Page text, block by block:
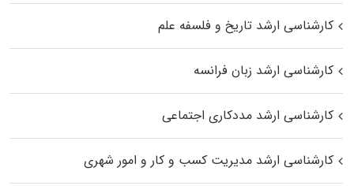
کارشناسی ارشد تاریخ و فلسفه علم
کارشناسی ارشد زبان فرانسه
کارشناسی ارشد مددکاری اجتماعی
کارشناسی ارشد مدیریت کسب و کار و امور شهری